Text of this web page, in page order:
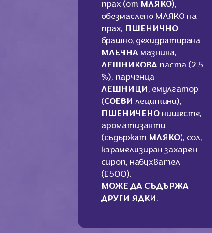
прах (от МЛЯКО),
обезмаслено МЛЯКО на
прах, ПШЕНИЧНО
брашно, дехидратирана
МЛЕЧНА мазнина,
ЛЕШНИКОВА паста (2,5
%), парченца
ЛЕШНИЦИ , емулгатор
(СОЕВИ лецитини),
ПШЕНИЧЕНО нишесте,
ароматизанти
(съдържат МЛЯКО), сол,
карамелизиран захарен
сироп, набухвател
(E500).
МОЖЕ ДА СЪДЪРЖА
ДРУГИ ЯДКИ .